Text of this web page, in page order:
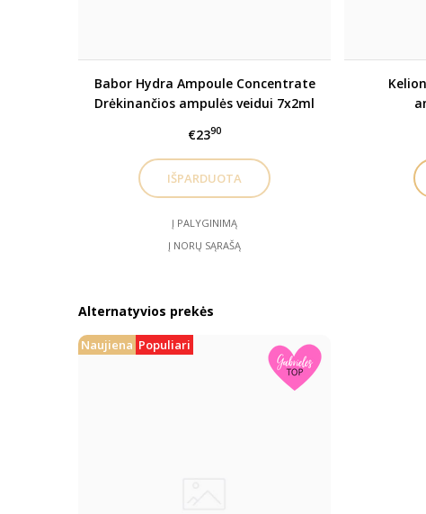
Babor Hydra Ampoule Concentrate
Drėkinančios ampulės veidui 7x2ml
€2390
Į PALYGINIMĄ
Į NORŲ SĄRAŠĄ
Alternatyvios prekės
Naujiena Populiari